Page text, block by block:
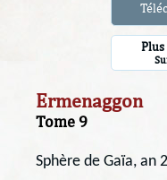
Ermenaggon
Tome 9
Sphère de Gaïa, an